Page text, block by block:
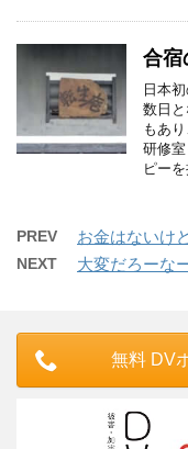
合宿
日本
数日
もあ
研修
ピー
PREV お金はないけ
NEXT 大変だろー
無料 DV